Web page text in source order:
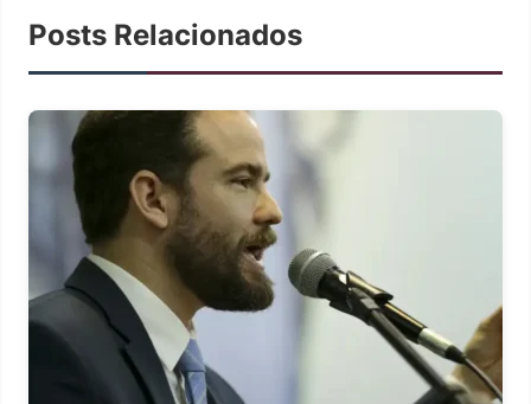
Posts Relacionados